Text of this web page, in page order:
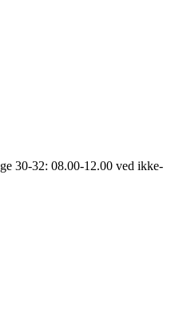
30-32: 08.00-12.00 ved ikke-